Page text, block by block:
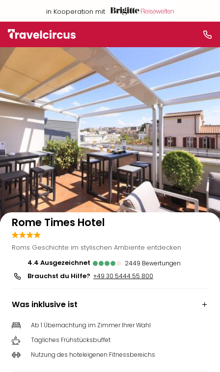
in Kooperation mit
Auf der Karte anzeigen
Rome Times Hotel
Roms Geschichte im stylischen Ambiente entdecken
4.4
ausgezeichnet 2449 Bewertungen
Brauchst du Hilfe? +49 30 5444 55 800
Was inklusive ist
Ab 1 Übernachtung im Zimmer Ihrer Wahl
Tägliches Frühstücksbuffet
Nutzung des hoteleigenen Fitnessbereichs